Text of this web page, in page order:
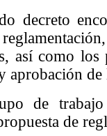
decreto
así como
aprobación de
de
de